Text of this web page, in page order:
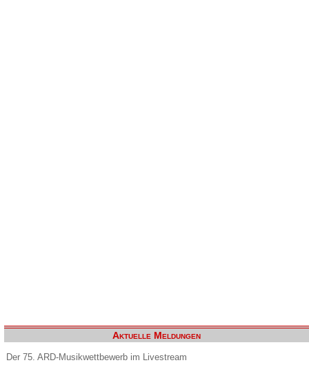
Aktuelle Meldungen
Der 75. ARD-Musikwettbewerb im Livestream